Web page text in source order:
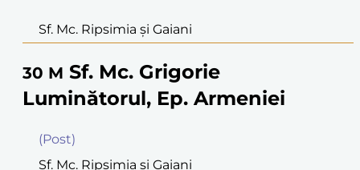
Sf. Mc. Ripsimia şi Gaiani
30 M Sf. Mc. Grigorie
Luminătorul, Ep. Armeniei
(Post)
Sf. Mc. Ripsimia şi Gaiani